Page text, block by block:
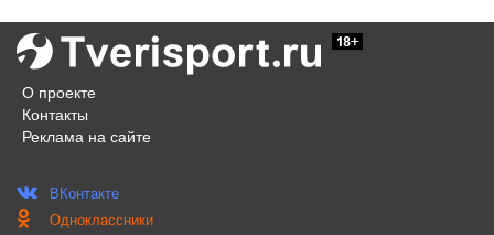
О проекте
Контакты
Реклама на сайте
ВКонтакте
Одноклассники